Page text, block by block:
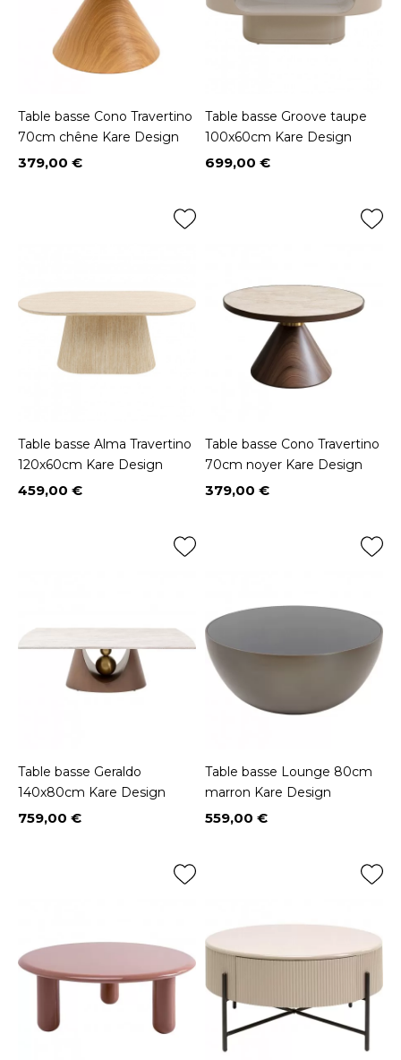
Table basse Cono Travertino
70cm chêne Kare Design
Prix
379,00 €
Table basse Groove taupe
100x60cm Kare Design
Prix
699,00 €
Table basse Alma Travertino
120x60cm Kare Design
Prix
459,00 €
Table basse Cono Travertino
70cm noyer Kare Design
Prix
379,00 €
Table basse Geraldo
140x80cm Kare Design
Prix
759,00 €
Table basse Lounge 80cm
marron Kare Design
Prix
559,00 €